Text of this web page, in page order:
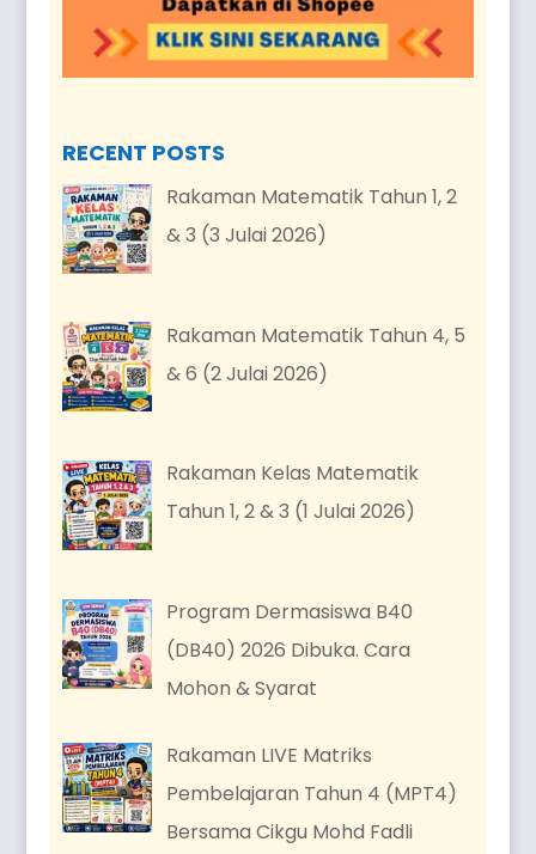
RECENT POSTS
Rakaman Matematik Tahun 1, 2
& 3 (3 Julai 2026)
Rakaman Matematik Tahun 4, 5
& 6 (2 Julai 2026)
Rakaman Kelas Matematik
Tahun 1, 2 & 3 (1 Julai 2026)
Program Dermasiswa B40
(DB40) 2026 Dibuka. Cara
Mohon & Syarat
Rakaman LIVE Matriks
Pembelajaran Tahun 4 (MPT4)
Bersama Cikgu Mohd Fadli